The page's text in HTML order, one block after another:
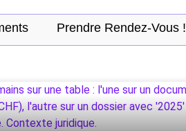
Prendre Rendez-Vous !